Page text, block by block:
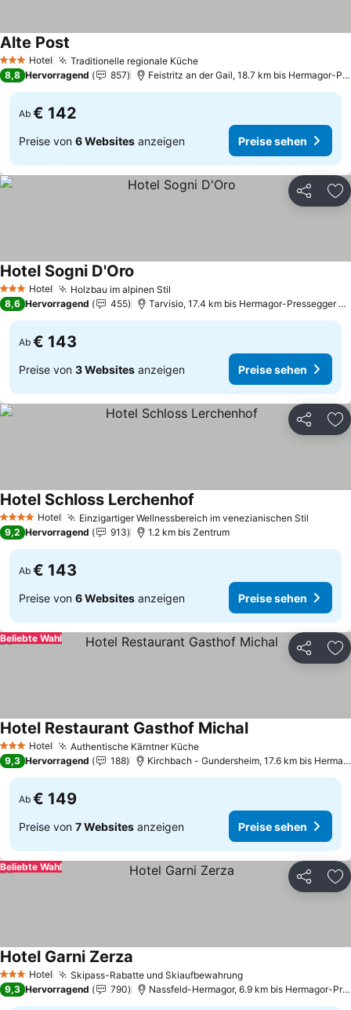
3 SterneHotel Traditionelle regionale KüchePreise sehen
Alte Post
8,8 Hervorragend 857 Feistritz an der Gail, 18.7 km bis Hermagor-
Ab € 142
Preise von 6 Websites anzeigen Preise sehen
Teilen
3 SterneHotel Holzbau im alpinen Stil
Hotel Sogni D'Oro
8,6 Hervorragend 455 Tarvisio, 17.4 km bis Hermagor-Pressegger
Ab € 143
Preise von 3 Websites anzeigen Preise sehen
Teilen
4 Sterne Hotel Einzigartiger Wellnessbereich im venezianischen Stil
Hotel Schloss Lerchenhof
9,2 Hervorragend 913 1.2 km bis Zentrum
Ab € 143
Preise von 6 Websites anzeigen Preise sehen
Teilen
Beliebte Wahl
3 SterneHotel Authentische Kärntner KüchePreise sehen
Hotel Restaurant Gasthof MichalPreise sehen
9,3 Hervorragend 188 Kirchbach - Gundersheim, 17.6 km bis
Ab € 149
Preise von 7 Websites anzeigen Preise sehen
Teilen
Beliebte Wahl
3 SterneHotel Skipass-Rabatte und SkiaufbewahrungPreise sehen
Hotel Garni Zerza
9,3 Hervorragend 790 Nassfeld-Hermagor, 6.9 km bis Hermagor-